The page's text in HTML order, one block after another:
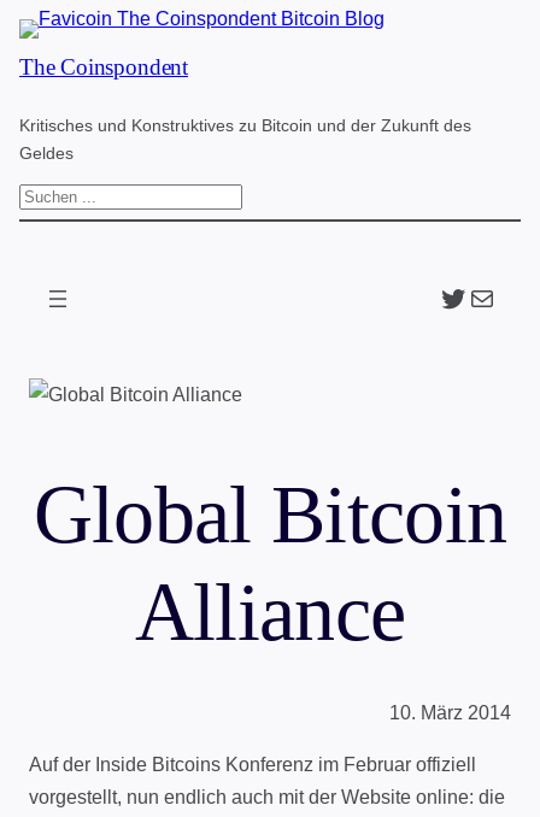
Zum
Inhalt
The Coinspondent
Kritisches und Konstruktives zu Bitcoin und der Zukunft des
Geldes
S
Twitter
The
Global Bitcoin
Alliance
10. März 2014
Auf der Inside Bitcoins Konferenz im Februar offiziell
vorgestellt, nun endlich auch mit der Website online: die